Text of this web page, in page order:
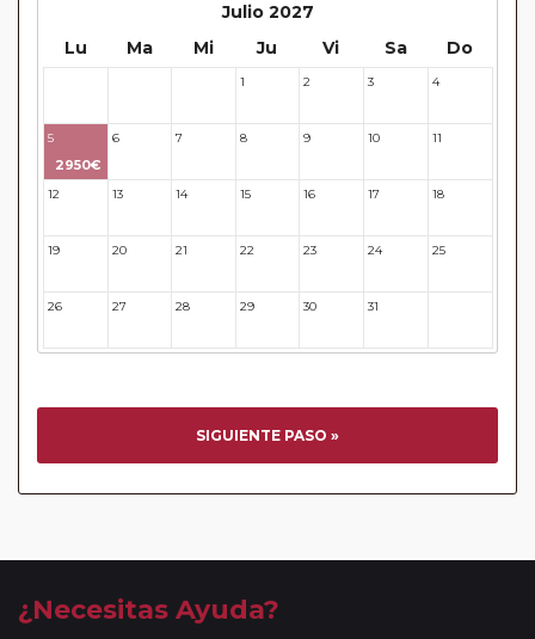
Julio 2027
Lu
Ma Mi Ju Vi Sa Do
1 2 3 4
5
2950€
6 7 8 9 10 11
12 13 14 15 16 17 18
19 20 21 22 23 24 25
26 27 28 29 30 31
SIGUIENTE PASO »
¿Necesitas Ayuda?